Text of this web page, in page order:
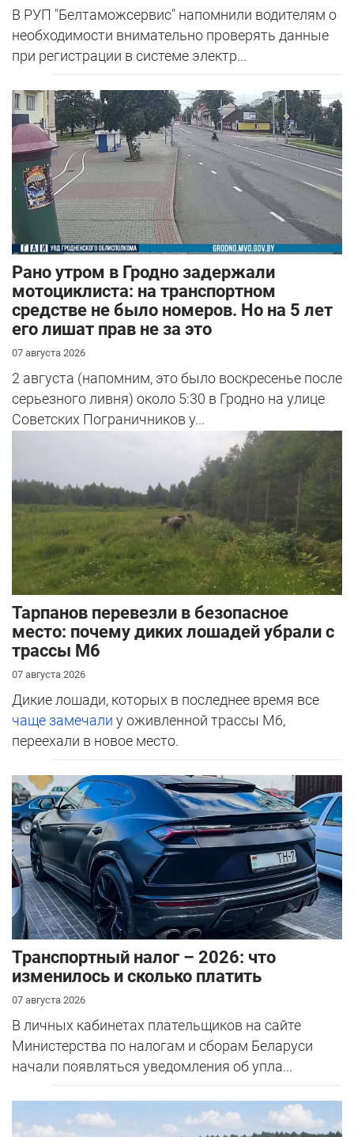
В РУП "Белтаможсервис" напомнили водителям о
необходимости внимательно проверять данные
при регистрации в системе электр...
Рано утром в Гродно задержали
мотоциклиста: на транспортном
средстве не было номеров. Но на 5 лет
его лишат прав не за это
07 августа 2026
2 августа (напомним, это было воскресенье после
серьезного ливня) около 5:30 в Гродно на улице
Советских Пограничников у...
Тарпанов перевезли в безопасное
место: почему диких лошадей убрали с
трассы М6
07 августа 2026
Дикие лошади, которых в последнее время все
чаще замечали у оживленной трассы М6,
переехали в новое место.
Транспортный налог – 2026: что
изменилось и сколько платить
07 августа 2026
В личных кабинетах плательщиков на сайте
Министерства по налогам и сборам Беларуси
начали появляться уведомления об упла...